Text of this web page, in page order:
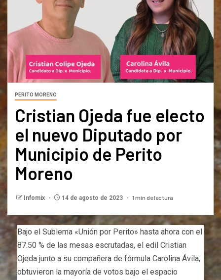
PERITO MORENO
Cristian Ojeda fue electo
el nuevo Diputado por
Municipio de Perito
Moreno
Infomix 14 de agosto de 2023 1 min de lectura
Bajo el Sublema «Unión por Perito» hasta ahora con el
87.50 % de las mesas escrutadas, el edil Cristian
Ojeda junto a su compañera de fórmula Carolina Ávila,
obtuvieron la mayoría de votos bajo el espacio